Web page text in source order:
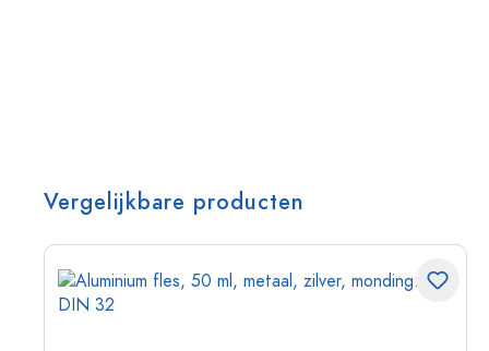
Vergelijkbare producten